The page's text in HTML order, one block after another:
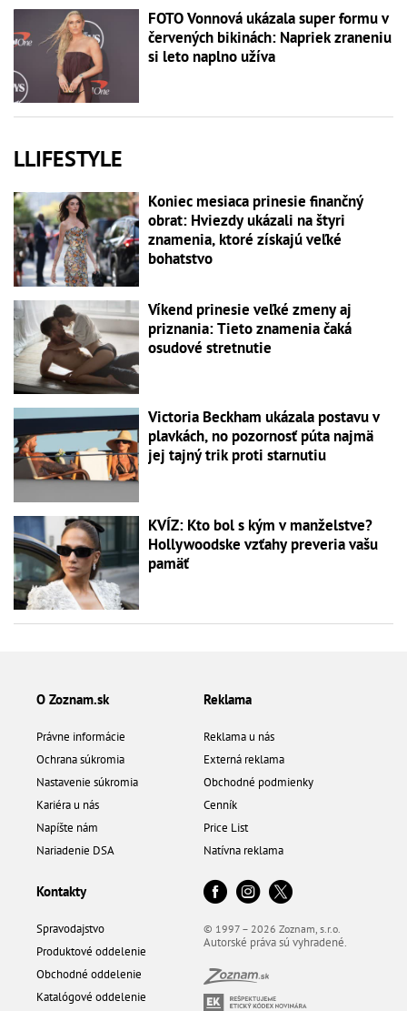
FOTO Vonnová ukázala super formu v
červených bikinách: Napriek zraneniu
si leto naplno užíva
LLIFESTYLE
Koniec mesiaca prinesie finančný
obrat: Hviezdy ukázali na štyri
znamenia, ktoré získajú veľké
bohatstvo
Víkend prinesie veľké zmeny aj
priznania: Tieto znamenia čaká
osudové stretnutie
Victoria Beckham ukázala postavu v
plavkách, no pozornosť púta najmä
jej tajný trik proti starnutiu
KVÍZ: Kto bol s kým v manželstve?
Hollywoodske vzťahy preveria vašu
pamäť
O Zoznam.sk
Právne informácie
Ochrana súkromia
Nastavenie súkromia
Kariéra u nás
Napíšte nám
Nariadenie DSA
Reklama
Reklama u nás
Externá reklama
Obchodné podmienky
Cenník
Price List
Natívna reklama
Kontakty
Spravodajstvo
Produktové oddelenie
Obchodné oddelenie
Katalógové oddelenie
© 1997 – 2026 Zoznam, s.r.o.
Autorské práva sú vyhradené.